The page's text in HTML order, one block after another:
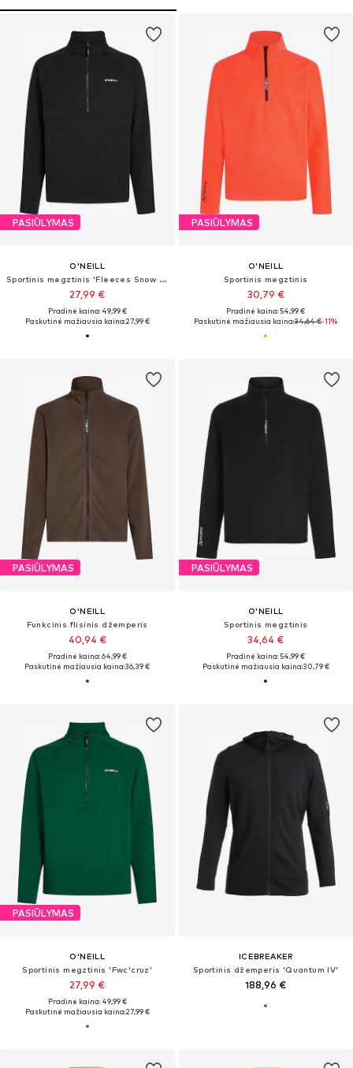
PASIŪLYMAS
O'NEILL
Sportinis megztinis 'Fleeces Snow - Fwc'cruz'
27,99 €
Pradinė kaina: 49,99 €
Paskutinė mažiausia kaina:27,99 €
PASIŪLYMAS
O'NEILL
Sportinis megztinis
30,79 €
Pradinė kaina: 54,99 €
Paskutinė mažiausia kaina:34,64 €-11%
PASIŪLYMAS
O'NEILL
Funkcinis flisinis džemperis
40,94 €
Pradinė kaina: 64,99 €
Paskutinė mažiausia kaina:36,39 €
PASIŪLYMAS
O'NEILL
Sportinis megztinis
34,64 €
Pradinė kaina: 54,99 €
Paskutinė mažiausia kaina:30,79 €
PASIŪLYMAS
O'NEILL
Sportinis megztinis 'Fwc'cruz'
27,99 €
Pradinė kaina: 49,99 €
Paskutinė mažiausia kaina:27,99 €
ICEBREAKER
Sportinis džemperis 'Quantum IV'
188,96 €